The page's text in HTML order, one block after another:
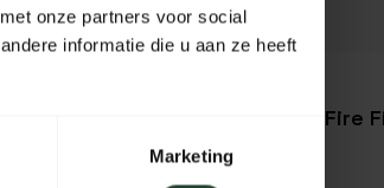
onze partners voor social
informatie die u aan ze heeft
Marketing
Light My Fire